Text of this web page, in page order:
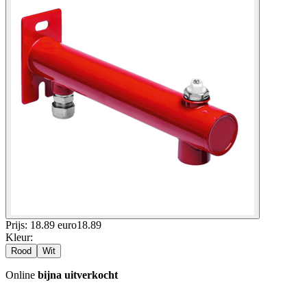
Prijs: 18.89 euro18.89
Kleur:
Rood Wit
Online bijna uitverkocht